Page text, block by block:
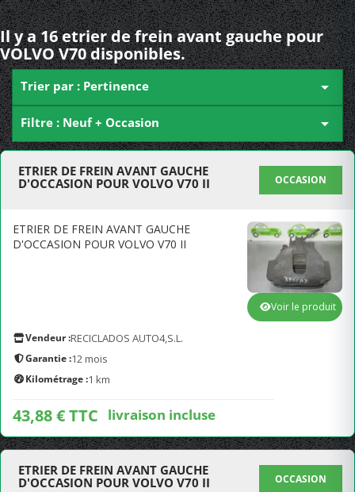
Il y a 16 etrier de frein avant gauche pour
VOLVO V70 disponibles.
Trier par : Pertinence 
Filtre : Neuf + Occasion 
ETRIER DE FREIN AVANT GAUCHE
D'OCCASION POUR VOLVO V70 II
OCCASION
ETRIER DE FREIN AVANT GAUCHE
D'OCCASION POUR VOLVO V70 II
Vendeur :RECICLADOS AUTO4,S.L.
Garantie :12 mois
Kilométrage :1 km
43,88 € TTC livraison incluse
Voir le produit
ETRIER DE FREIN AVANT GAUCHE
D'OCCASION POUR VOLVO V70 II
OCCASION